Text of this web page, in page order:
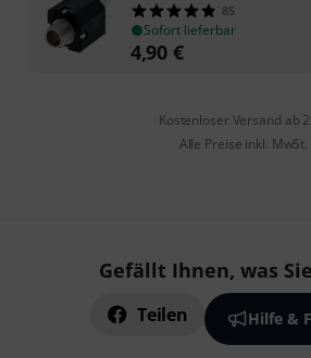
85
Sofort lieferbar
4,90 €
Kostenloser Versand ab
Alle Preise inkl. MwSt.
Gefällt Ihnen, was
Teilen Hilfe &